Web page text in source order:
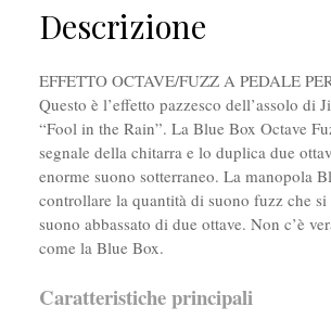
Descrizione
EFFETTO OCTAVE/FUZZ A PEDALE
Questo è l’effetto pazzesco dell’assolo di
“Fool in the Rain”. La Blue Box Octave
segnale della chitarra e lo duplica due
enorme suono sotterraneo. La manopola
controllare la quantità di suono fuzz che
suono abbassato di due ottave. Non c’è
come la Blue Box.
Caratteristiche principali